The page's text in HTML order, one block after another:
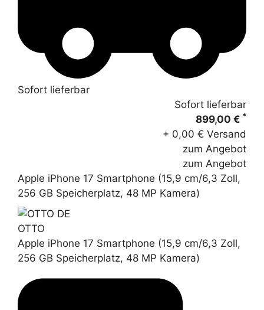
Sofort lieferbar
Sofort lieferbar
899,00 € *
+ 0,00 € Versand
zum Angebot
zum Angebot
Apple iPhone 17 Smartphone (15,9 cm/6,3 Zoll,
256 GB Speicherplatz, 48 MP Kamera)
OTTO
Apple iPhone 17 Smartphone (15,9 cm/6,3 Zoll,
256 GB Speicherplatz, 48 MP Kamera)